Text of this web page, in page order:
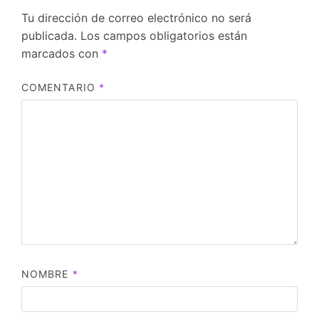
Tu dirección de correo electrónico no será
publicada. Los campos obligatorios están
marcados con *
COMENTARIO *
NOMBRE *